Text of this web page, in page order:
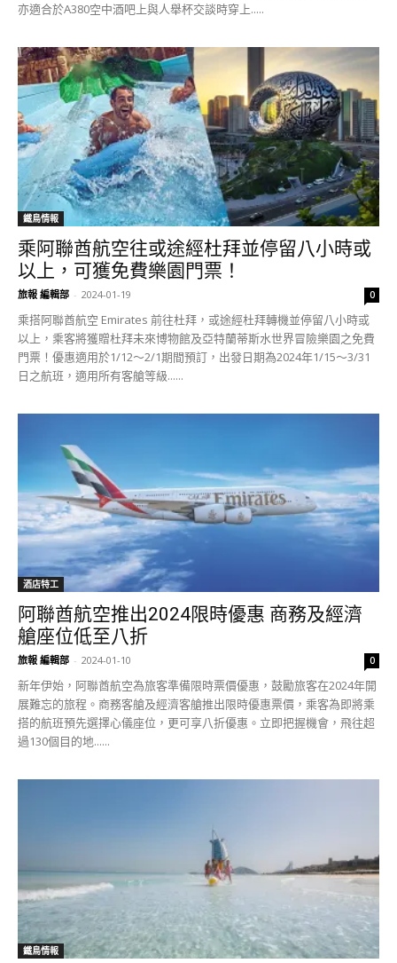
亦適合於A380空中酒吧上與人舉杯交談時穿上.....
鐵鳥情報
乘阿聯酋航空往或途經杜拜並停留八小時或
以上，可獲免費樂園門票！
旅報 編輯部 - 2024-01-19 0
乘搭阿聯酋航空 Emirates 前往杜拜，或途經杜拜轉機並停留八小時或
以上，乘客將獲贈杜拜未來博物館及亞特蘭蒂斯水世界冒險樂園之免費
門票！優惠適用於1/12～2/1期間預訂，出發日期為2024年1/15～3/31
日之航班，適用所有客艙等級......
酒店特工
阿聯酋航空推出2024限時優惠 商務及經濟
艙座位低至八折
旅報 編輯部 - 2024-01-10 0
新年伊始，阿聯酋航空為旅客準備限時票價優惠，鼓勵旅客在2024年開
展難忘的旅程。商務客艙及經濟客艙推出限時優惠票價，乘客為即將乘
搭的航班預先選擇心儀座位，更可享八折優惠。立即把握機會，飛往超
過130個目的地......
鐵鳥情報